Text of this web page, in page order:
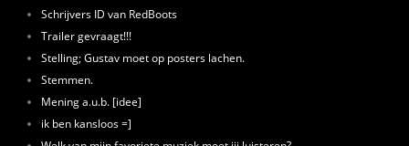
Schrijvers ID van RedBoots
Trailer gevraagt!!!
Stelling; Gustav moet op posters lachen.
Stemmen.
Mening a.u.b. [idee]
ik ben kansloos =]